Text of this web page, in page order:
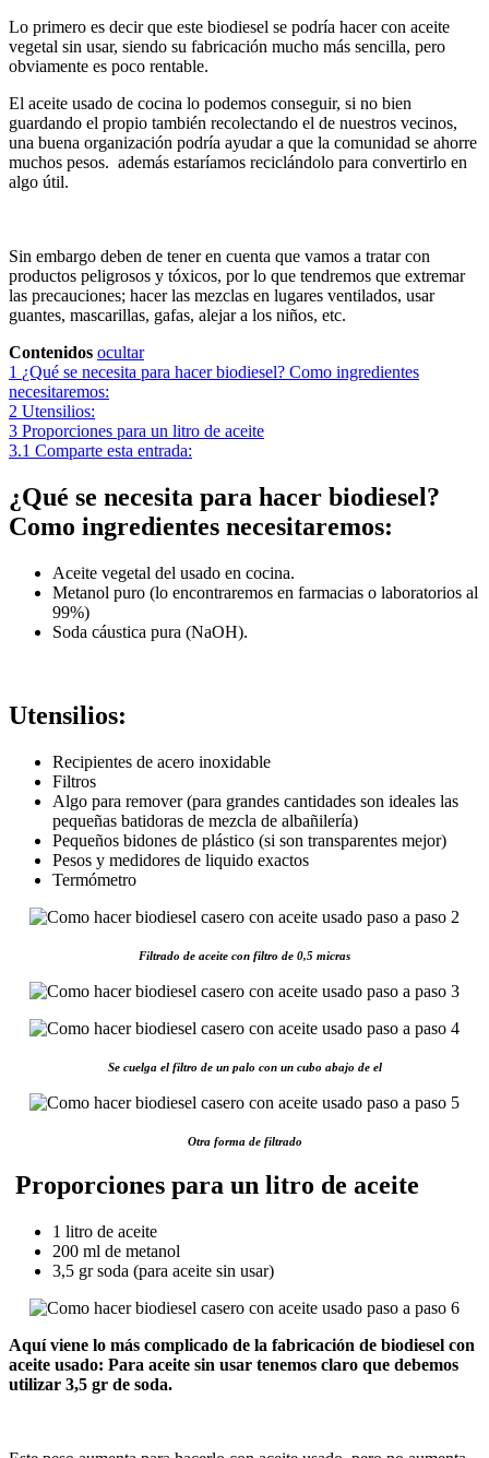
Lo primero es decir que este biodiesel se podría hacer con aceite
vegetal sin usar, siendo su fabricación mucho más sencilla, pero
obviamente es poco rentable.
El aceite usado de cocina lo podemos conseguir, si no bien
guardando el propio también recolectando el de nuestros vecinos,
una buena organización podría ayudar a que la comunidad se ahorre
muchos pesos. además estaríamos reciclándolo para convertirlo en
algo útil.
Sin embargo deben de tener en cuenta que vamos a tratar con
productos peligrosos y tóxicos, por lo que tendremos que extremar
las precauciones; hacer las mezclas en lugares ventilados, usar
guantes, mascarillas, gafas, alejar a los niños, etc.
Contenidos ocultar
1 ¿Qué se necesita para hacer biodiesel? Como ingredientes
necesitaremos:
2 Utensilios:
3 Proporciones para un litro de aceite
3.1 Comparte esta entrada:
¿Qué se necesita para hacer biodiesel?
Como ingredientes necesitaremos:
Aceite vegetal del usado en cocina.
Metanol puro (lo encontraremos en farmacias o laboratorios al
99%)
Soda cáustica pura (NaOH).
Utensilios:
Recipientes de acero inoxidable
Filtros
Algo para remover (para grandes cantidades son ideales las
pequeñas batidoras de mezcla de albañilería)
Pequeños bidones de plástico (si son transparentes mejor)
Pesos y medidores de liquido exactos
Termómetro
Filtrado de aceite con filtro de 0,5 micras
Se cuelga el filtro de un palo con un cubo abajo de el
Otra forma de filtrado
Proporciones para un litro de aceite
1 litro de aceite
200 ml de metanol
3,5 gr soda (para aceite sin usar)
Aquí viene lo más complicado de la fabricación de biodiesel con
aceite usado: Para aceite sin usar tenemos claro que debemos
utilizar 3,5 gr de soda.